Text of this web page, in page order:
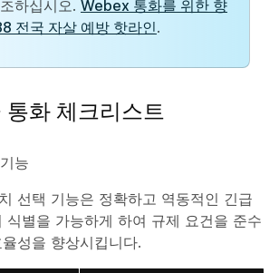
하십시오. Webex 통화를 위한 향
전국 자살 예방 핫라인.
통화 체크리스트
능
선택 기능은 정확하고 역동적인 긴급
식별을 가능하게 하여 규제 요건을 준수
성을 향상시킵니다.